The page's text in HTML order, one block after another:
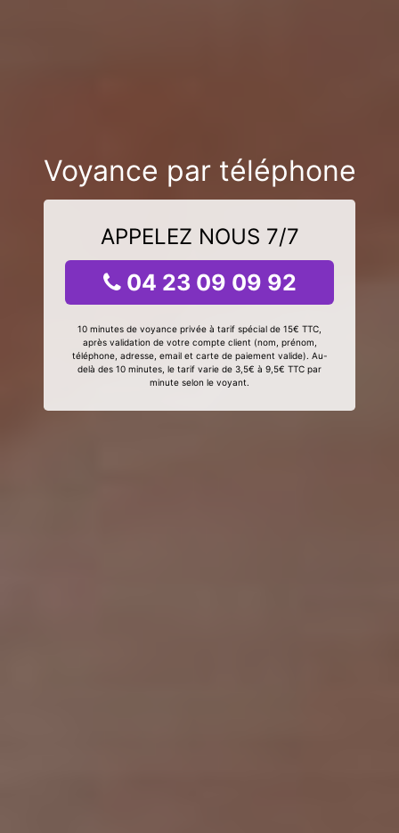
Voyance par téléphone
APPELEZ NOUS 7/7
04 23 09 09 92
10 minutes de voyance privée à tarif spécial de 15€ TTC,
après validation de votre compte client (nom, prénom,
téléphone, adresse, email et carte de paiement valide). Au-
delà des 10 minutes, le tarif varie de 3,5€ à 9,5€ TTC par
minute selon le voyant.